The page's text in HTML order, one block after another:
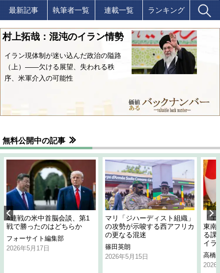
最新記事 執筆者一覧 連載一覧 ランキング
村上拓哉：混沌のイラン情勢
イラン現体制が迷い込んだ政治の隘路
（上）――欠ける展望、失われる秩
序、米軍介入の可能性
無料公開中の記事
4連戦の米中首脳会談、第1
戦で勝ったのはどちらか
フォーサイト編集部
2026年5月17日
マリ「ジハーディスト組織」
の攻勢が示唆する西アフリカ
の更なる混迷
篠田英朗
2026年5月15日
「
東南
る課
イラ
高橋
2026